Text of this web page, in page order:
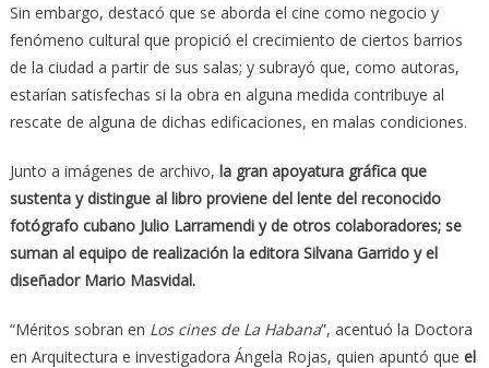
Sin embargo, destacó que se aborda el cine como negocio y
fenómeno cultural que propició el crecimiento de ciertos barrios
de la ciudad a partir de sus salas; y subrayó que, como autoras,
estarían satisfechas si la obra en alguna medida contribuye al
rescate de alguna de dichas edificaciones, en malas condiciones.
Junto a imágenes de archivo, la gran apoyatura gráfica que
sustenta y distingue al libro proviene del lente del reconocido
fotógrafo cubano Julio Larramendi y de otros colaboradores; se
suman al equipo de realización la editora Silvana Garrido y el
diseñador Mario Masvidal.
“Méritos sobran en Los cines de La Habana”, acentuó la Doctora
en Arquitectura e investigadora Ángela Rojas, quien apuntó que el